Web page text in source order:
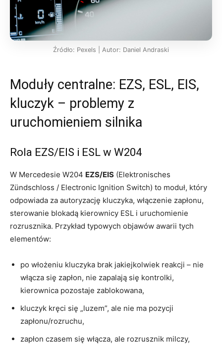
Źródło: Pexels | Autor: Daniel Andraski
Moduły centralne: EZS, ESL, EIS,
kluczyk – problemy z
uruchomieniem silnika
Rola EZS/EIS i ESL w W204
W Mercedesie W204 EZS/EIS (Elektronisches
Zündschloss / Electronic Ignition Switch) to moduł, który
odpowiada za autoryzację kluczyka, włączenie zapłonu,
sterowanie blokadą kierownicy ESL i uruchomienie
rozrusznika. Przykład typowych objawów awarii tych
elementów:
po włożeniu kluczyka brak jakiejkolwiek reakcji – nie
włącza się zapłon, nie zapalają się kontrolki,
kierownica pozostaje zablokowana,
kluczyk kręci się „luzem”, ale nie ma pozycji
zapłonu/rozruchu,
zapłon czasem się włącza, ale rozrusznik milczy,